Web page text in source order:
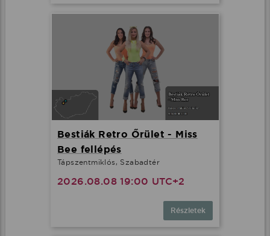
Bestiák Retro Őrület - Miss
Bee fellépés
Tápszentmiklós, Szabadtér
2026.08.08 19:00 UTC+2
Részletek